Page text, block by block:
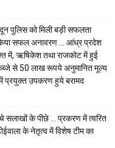
पुलिस को मिली बड़ी सफलता
किया सफल अनावरण … आंध्र प्रदेश
में, ऋषिकेश तथा राजकोट में हुई
से 50 लाख रूपये अनुमानित मूल्य
प्रयुक्त उपकरण हुये बरामद
सलाखों के पीछे … प्रकरण में त्वरित
के नेतृत्व में विशेष टीम का